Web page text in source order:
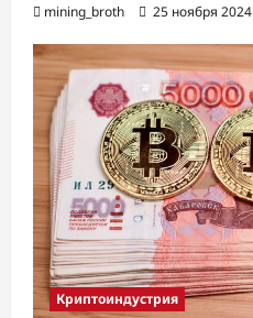
mining_broth 25 ноября 2024
Криптоиндустрия